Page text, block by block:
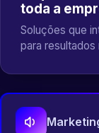
toda a
Soluções que
para